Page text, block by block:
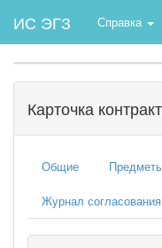
ИС ЭГЗ Справка
Карточка
Общие
Журнал согласования